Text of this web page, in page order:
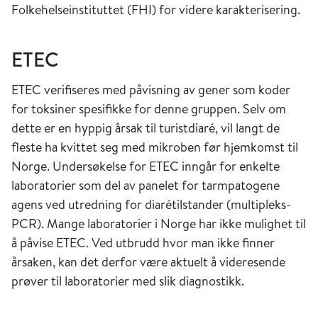
Folkehelseinstituttet (FHI) for videre karakterisering.
ETEC
ETEC verifiseres med påvisning av gener som koder
for toksiner spesifikke for denne gruppen. Selv om
dette er en hyppig årsak til turistdiaré, vil langt de
fleste ha kvittet seg med mikroben før hjemkomst til
Norge. Undersøkelse for ETEC inngår for enkelte
laboratorier som del av panelet for tarmpatogene
agens ved utredning for diarétilstander (multipleks-
PCR). Mange laboratorier i Norge har ikke mulighet til
å påvise ETEC. Ved utbrudd hvor man ikke finner
årsaken, kan det derfor være aktuelt å videresende
prøver til laboratorier med slik diagnostikk.